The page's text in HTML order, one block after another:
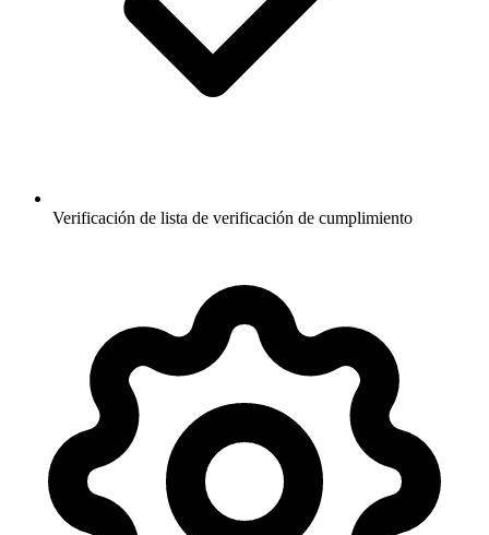
Verificación de lista de verificación de cumplimiento